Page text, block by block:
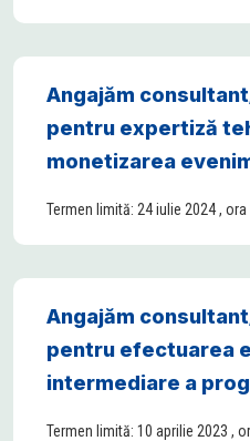
Angajăm
pentru expertiză
monetizarea
Termen limită: 24 iulie 2024 , ora
Angajăm
pentru efectuarea
intermediare a
Termen limită: 10 aprilie 2023 ,